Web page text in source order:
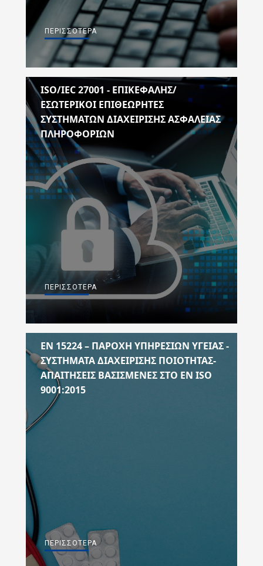
ΠΕΡΙΣΣΌΤΕΡΑ
ISO/IEC 27001 - ΕΠΙΚΕΦΑΛΗΣ/
ΕΣΩΤΕΡΙΚΟΙ ΕΠΙΘΕΩΡΗΤΕΣ
ΣΥΣΤΗΜΑΤΩΝ ΔΙΑΧΕΙΡΙΣΗΣ ΑΣΦΑΛΕΙΑΣ
ΠΛΗΡΟΦΟΡΙΩΝ
ΠΕΡΙΣΣΌΤΕΡΑ
EN 15224 – ΠΑΡΟΧΗ ΥΠΗΡΕΣΙΩΝ ΥΓΕΙΑΣ -
ΣΥΣΤΗΜΑΤΑ ΔΙΑΧΕΙΡΙΣΗΣ ΠΟΙΟΤΗΤΑΣ-
ΑΠΑΙΤΗΣΕΙΣ ΒΑΣΙΣΜΕΝΕΣ ΣΤΟ ΕΝ ISO
9001:2015
ΠΕΡΙΣΣΌΤΕΡΑ